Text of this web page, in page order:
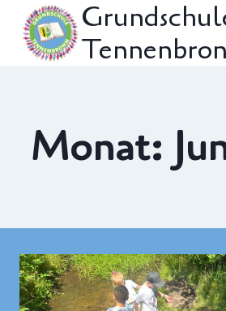
Zum
Inhalt
Monat: